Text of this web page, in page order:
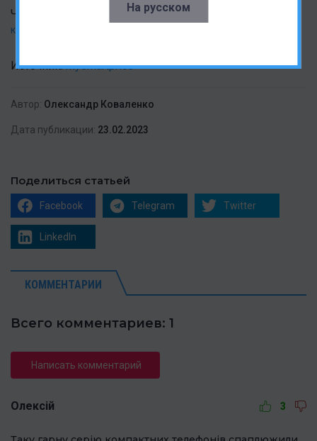
На русском
Читать также:
Realme GT Neo 5 Lite на живых фото, без LED
кольца немного скучный
Источник:mysmartprice
Автор: Олександр Коваленко
Дата публикации: 23.02.2023
Поделиться статьей
Facebook Telegram Twitter
LinkedIn
КОММЕНТАРИИ
Всего комментариев: 1
Написать комментарий
Олексій 3